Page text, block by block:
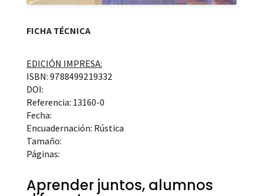
FICHA TÉCNICA
EDICIÓN IMPRESA:
ISBN: 9788499219332
DOI:
Referencia: 13160-0
Fecha:
Encuadernación: Rústica
Tamaño:
Páginas:
Aprender juntos, alumnos